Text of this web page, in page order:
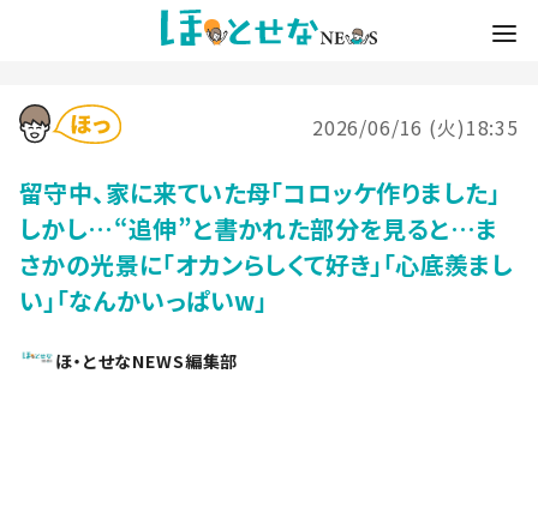
2026/06/16 (火)18:35
留守中、家に来ていた母「コロッケ作りました」
しかし…“追伸”と書かれた部分を見ると…ま
さかの光景に「オカンらしくて好き」「心底羨まし
い」「なんかいっぱいw」
ほ・とせなNEWS編集部